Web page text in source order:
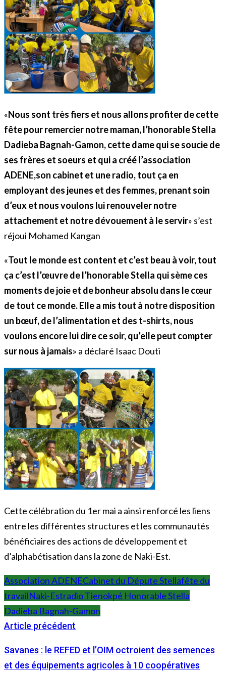
«Nous sont très fiers et nous allons profiter de cette
fête pour remercier notre maman, l’honorable Stella
Dadieba Bagnah-Gamon, cette dame qui se soucie de
ses frères et soeurs et qui a créé l’association
ADENE,son cabinet et une radio, tout ça en
employant des jeunes et des femmes, prenant soin
d’eux et nous voulons lui renouveler notre
attachement et notredévouement à le servir» s’est
réjoui Mohamed Kangan
«Tout le monde est content et c’est beau à voir, tout
ça c’est l’œuvre de l’honorable Stella qui sème ces
moments de joie et de bonheur absolu dans le cœur
de tout ce monde. Elle a mis tout à notre disposition
un bœuf, de l’alimentation et des t-shirts, nous
voulons encore lui dire ce soir, qu’elle peut compter
sur nous à jamais» a déclaré Isaac Douti
Cette célébration du 1er mai a ainsi renforcé les liens
entre les différentes structures et les communautés
bénéficiaires des actions de développement et
d’alphabétisation dans la zone de Naki-Est.
Association ADENECabinet du Députe Stellafête du
travailNaki-Estradio Tienokpé Honorable Stella
Dadieba Bagnah-Gamon
Article précédent
Savanes : le REFED et l’OIM octroient des semences
et des équipements agricoles à 10 coopératives